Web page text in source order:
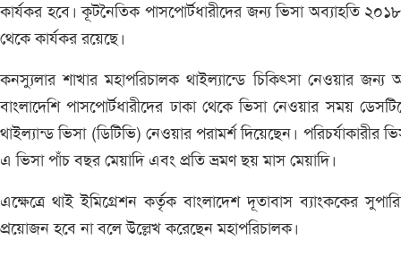
কার্যকর হবে। কূটনৈতিক পাসপোর্টধারীদের জন্য ভিসা অব্যাহতি
থেকে কার্যকর রয়েছে।
কনস্যুলার শাখার মহাপরিচালক থাইল্যান্ডে চিকিৎসা নেওয়ার জন্য
বাংলাদেশি পাসপোর্টধারীদের ঢাকা থেকে ভিসা নেওয়ার সময়
থাইল্যান্ড ভিসা (ডিটিভি) নেওয়ার পরামর্শ দিয়েছেন। পরিচর্যাকারীর
এ ভিসা পাঁচ বছর মেয়াদি এবং প্রতি ভ্রমণ ছয় মাস মেয়াদি।
এক্ষেত্রে থাই ইমিগ্রেশন কর্তৃক বাংলাদেশ দূতাবাস ব্যাংককের
প্রয়োজন হবে না বলে উল্লেখ করেছেন মহাপরিচালক।